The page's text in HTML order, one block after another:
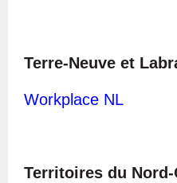
Terre-Neuve et
Workplace NL
Territoires du